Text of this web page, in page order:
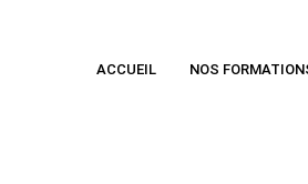
ACCUEIL NOS